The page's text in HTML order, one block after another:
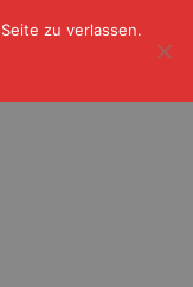
zu verlassen.